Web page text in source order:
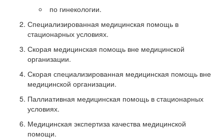
по гинекологии.
Специализированная медицинская помощь в
стационарных условиях.
Скорая медицинская помощь вне медицинской
организации.
Скорая специализированная медицинская помощь вне
медицинской организации.
Паллиативная медицинская помощь в стационарных
условиях.
Медицинская экспертиза качества медицинской
помощи.